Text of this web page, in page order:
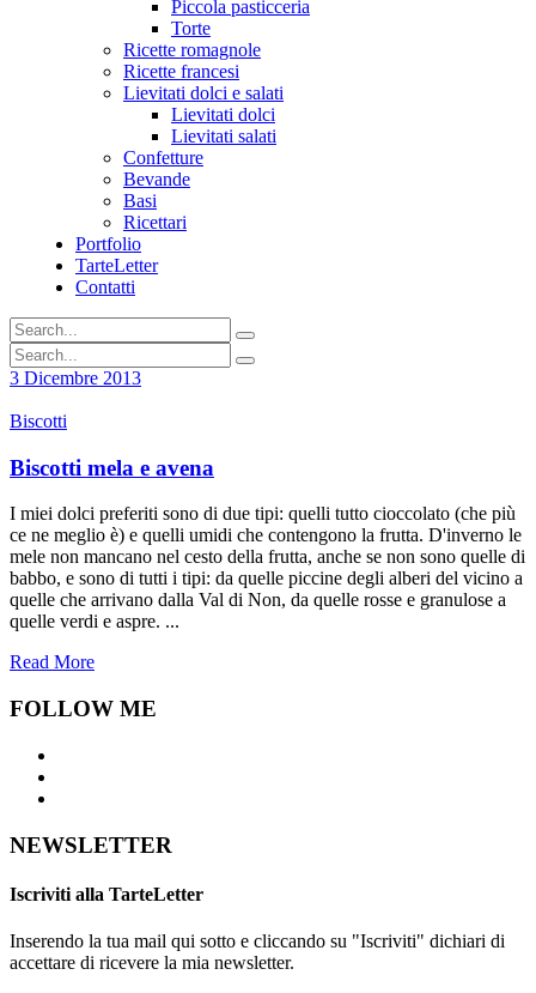
Piccola pasticceria
Torte
Ricette romagnole
Ricette francesi
Lievitati dolci e salati
Lievitati dolci
Lievitati salati
Confetture
Bevande
Basi
Ricettari
Portfolio
TarteLetter
Contatti
3 Dicembre 2013
Biscotti
Biscotti mela e avena
I miei dolci preferiti sono di due tipi: quelli tutto cioccolato (che più
ce ne meglio è) e quelli umidi che contengono la frutta. D'inverno le
mele non mancano nel cesto della frutta, anche se non sono quelle di
babbo, e sono di tutti i tipi: da quelle piccine degli alberi del vicino a
quelle che arrivano dalla Val di Non, da quelle rosse e granulose a
quelle verdi e aspre. ...
Read More
FOLLOW ME
NEWSLETTER
Iscriviti alla TarteLetter
Inserendo la tua mail qui sotto e cliccando su "Iscriviti" dichiari di
accettare di ricevere la mia newsletter.